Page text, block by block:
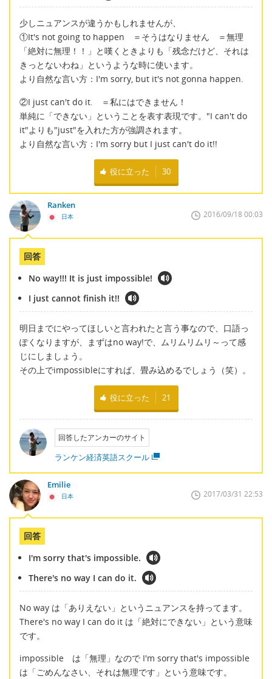
少しニュアンスが違うかもしれませんが、
①It's not going to happen ＝そうはなりません ＝無理
「絶対に無理！！」と嘆くときよりも「残念だけど、それは
きっとないわね」というような時に使います。
より自然な言い方：I'm sorry, but it's not gonna happen.
②I just can't do it. ＝私にはできません！
単純に「できない」ということを表す表現です。"I can't do
it"よりも"just"を入れた方が強調されます。
より自然な言い方：I'm sorry but I just can't do it!!
役に立った 30
Ranken
日本 2016/09/18 00:03
回答
No way!!! It is just impossible!
I just cannot finish it!!
明日までにやってほしいと言われたと言う事なので、口語っ
ぽくなりますが、まずはno way!で、ムリムリムリ～って感
じにしましょう。
その上でimpossibleにすれば、畳み込めるでしょう（笑）。
役に立った 21
回答したアンカーのサイト
ランケン経済英語スクール
Emilie
日本 2017/03/31 22:53
回答
I'm sorry that's impossible.
There's no way I can do it.
No way は「ありえない」というニュアンスを持ってます。
There's no way I can do it は「絶対にできない」という意味
です。
impossible は「無理」なので I'm sorry that's impossible
は「ごめんなさい、それは無理です」という意味です。